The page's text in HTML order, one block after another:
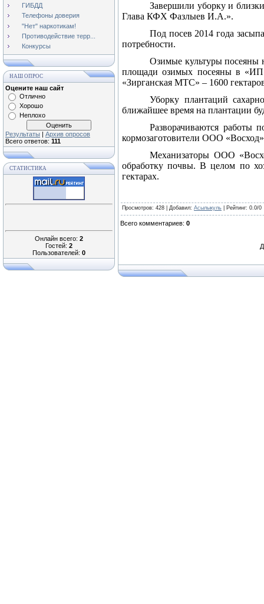
ГИБДД
Телефоны доверия
"Нет" наркотикам!
Противодействие терр...
Конкурсы
НАШ ОПРОС
Оцените наш сайт
Отлично
Хорошо
Неплохо
Результаты | Архив опросов
Всего ответов: 111
СТАТИСТИКА
Онлайн всего: 2
Гостей: 2
Пользователей: 0
Завершили уборку и
Глава КФХ Фазлыев И.А.».
Под посев 2014 года
потребности.
Озимые культуры посеяны
площади озимых посеяны в
«Зирганская МТС» – 1600
Уборку плантаций
ближайшее время на плантации
Разворачиваются работы
кормозаготовители ООО
Механизаторы ООО
обработку почвы. В целом по
гектарах.
Просмотров: 428 | Добавил: Асылыкуль Рейтинг: 0.0/0
Всего комментариев: 0